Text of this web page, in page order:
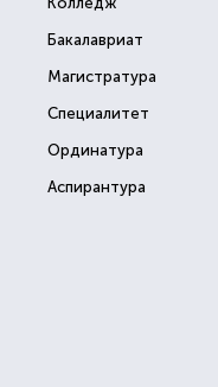
Бакалавриат
Магистратура
Специалитет
Ординатура
Аспирантура